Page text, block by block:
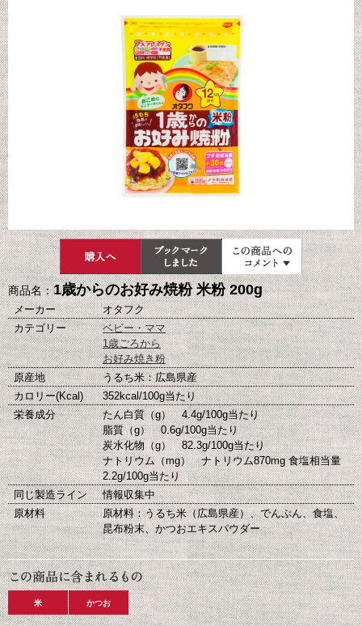
商品名：1歳からのお好み焼粉 米粉 200g
メーカー
オタフク
カテゴリー
ベビー・ママ
1歳ごろから
お好み焼き粉
原産地
うるち米：広島県産
カロリー(Kcal)
352kcal/100g当たり
栄養成分
たん白質（g） 4.4g/100g当たり
脂質（g） 0.6g/100g当たり
炭水化物（g） 82.3g/100g当たり
ナトリウム（mg） ナトリウム870mg 食塩相当量
2.2g/100g当たり
同じ製造ライン
情報収集中
原材料
原材料：うるち米（広島県産）、でんぷん、食塩、
昆布粉末、かつおエキスパウダー
米 かつお